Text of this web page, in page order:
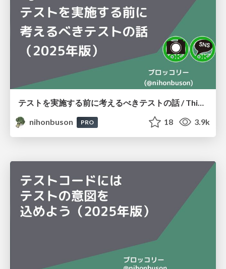
テストを実施する前に考えるべきテストの話 / Thinking About Testing Before You Test
nihonbuson
PRO 18 3.9k